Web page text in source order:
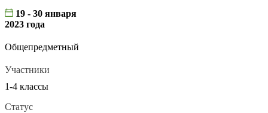
19 - 30 января
2023 года
Общепредметный
Участники
1-4 классы
Статус